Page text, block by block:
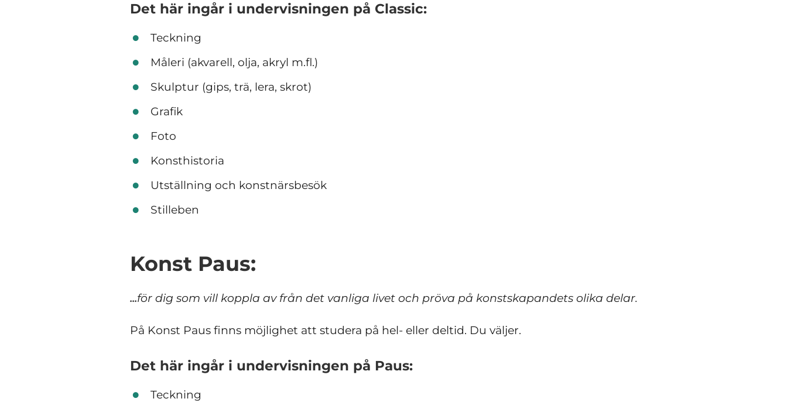
Det här ingår i undervisningen på Classic:
Teckning
Måleri (akvarell, olja, akryl m.fl.)
Skulptur (gips, trä, lera, skrot)
Grafik
Foto
Konsthistoria
Utställning och konstnärsbesök
Stilleben
Konst Paus:
...för dig som vill koppla av från det vanliga livet och pröva på konstskapandets olika delar.
På Konst Paus finns möjlighet att studera på hel- eller deltid. Du väljer.
Det här ingår i undervisningen på Paus:
Teckning